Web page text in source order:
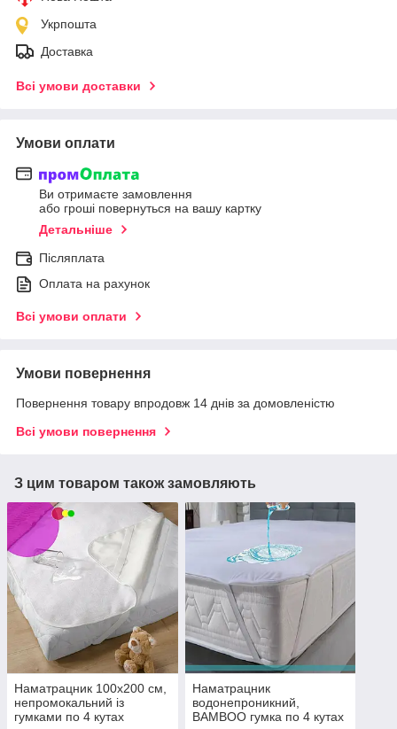
Укрпошта
Доставка
Всі умови доставки
Умови оплати
Ви отримаєте замовлення
або гроші повернуться на вашу картку
Детальніше
Післяплата
Оплата на рахунок
Всі умови оплати
Умови повернення
Повернення товару впродовж 14 днів за домовленістю
Всі умови повернення
З цим товаром також замовляють
Наматрацник 100х200 см,
непромокальний із
гумками по 4 кутах
Наматрацник
водонепроникний,
BAMBOO гумка по 4 кутах